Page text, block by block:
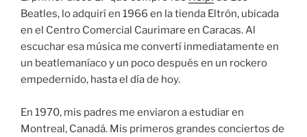
Beatles, lo adquirí en 1966 en la tienda Eltrón, ubicada
en el Centro Comercial Caurimare en Caracas. Al
escuchar esa música me convertí inmediatamente en
un beatlemaníaco y un poco después en un rockero
empedernido, hasta el día de hoy.
En 1970, mis padres me enviaron a estudiar en
Montreal, Canadá. Mis primeros grandes conciertos de